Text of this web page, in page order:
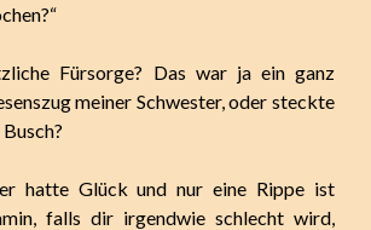
Fürsorge? Das war ja ein ganz
meiner Schwester, oder steckte
hatte Glück und nur eine Rippe ist
falls dir irgendwie schlecht wird,